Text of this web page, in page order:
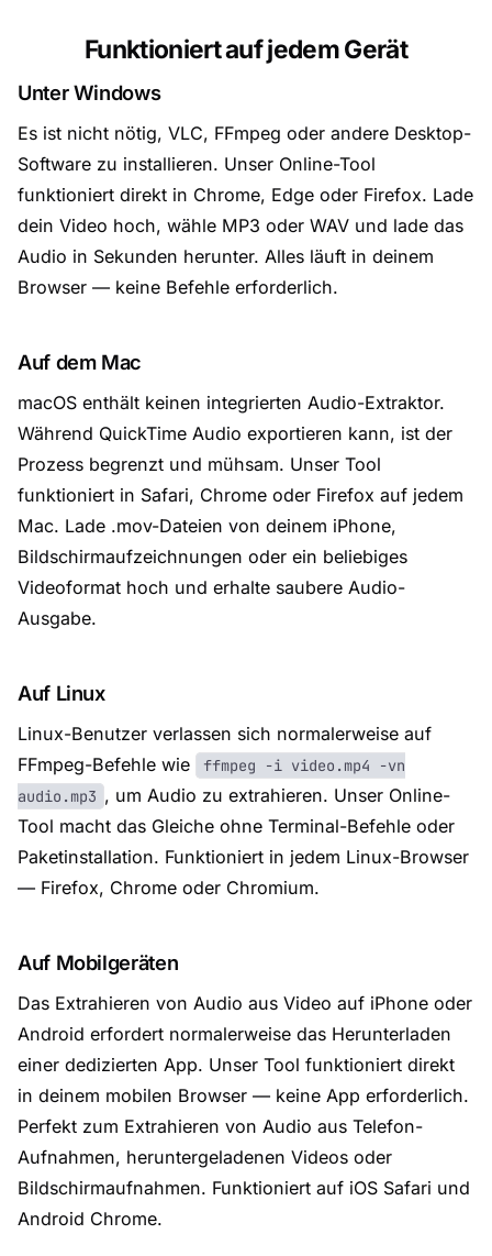
Funktioniert auf jedem Gerät
Unter Windows
Es ist nicht nötig, VLC, FFmpeg oder andere Desktop-
Software zu installieren. Unser Online-Tool
funktioniert direkt in Chrome, Edge oder Firefox. Lade
dein Video hoch, wähle MP3 oder WAV und lade das
Audio in Sekunden herunter. Alles läuft in deinem
Browser — keine Befehle erforderlich.
Auf dem Mac
macOS enthält keinen integrierten Audio-Extraktor.
Während QuickTime Audio exportieren kann, ist der
Prozess begrenzt und mühsam. Unser Tool
funktioniert in Safari, Chrome oder Firefox auf jedem
Mac. Lade .mov-Dateien von deinem iPhone,
Bildschirmaufzeichnungen oder ein beliebiges
Videoformat hoch und erhalte saubere Audio-
Ausgabe.
Auf Linux
Linux-Benutzer verlassen sich normalerweise auf
FFmpeg-Befehle wie
ffmpeg -i video.mp4 -vn
audio.mp3 , um Audio zu extrahieren. Unser Online-
Tool macht das Gleiche ohne Terminal-Befehle oder
Paketinstallation. Funktioniert in jedem Linux-Browser
— Firefox, Chrome oder Chromium.
Auf Mobilgeräten
Das Extrahieren von Audio aus Video auf iPhone oder
Android erfordert normalerweise das Herunterladen
einer dedizierten App. Unser Tool funktioniert direkt
in deinem mobilen Browser — keine App erforderlich.
Perfekt zum Extrahieren von Audio aus Telefon-
Aufnahmen, heruntergeladenen Videos oder
Bildschirmaufnahmen. Funktioniert auf iOS Safari und
Android Chrome.